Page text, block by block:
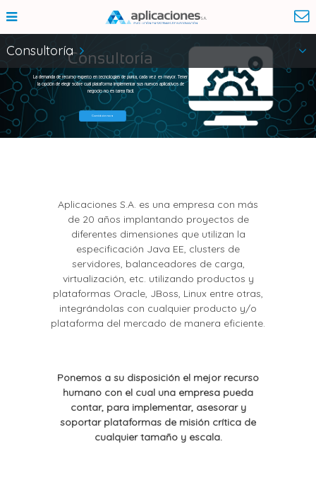
ConsultoríaConsultoría
La demanda de recurso experto en tecnologías de punta, cada vez es mayor. Tener
la opción de elegir sobre cuál plataforma implementar sus nuevos aplicativos de
negocio no es tarea fácil.
Contáctenos
Aplicaciones S.A. es una empresa con más
de 20 años implantando proyectos de
diferentes dimensiones que utilizan la
especificación Java EE, clusters de
servidores, balanceadores de carga,
virtualización, etc. utilizando productos y
plataformas Oracle, JBoss, Linux entre otras,
integrándolas con cualquier producto y/o
plataforma del mercado de manera eficiente.
Ponemos a su disposición el mejor recurso
humano con el cual una empresa pueda
contar, para implementar, asesorar y
soportar plataformas de misión crítica de
cualquier tamaño y escala.